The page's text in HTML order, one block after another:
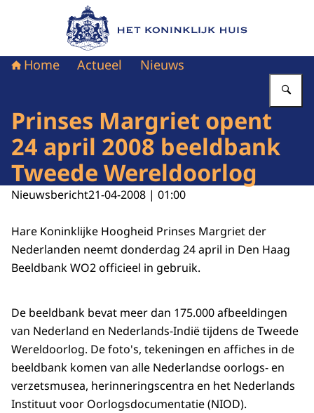
Naar de homepage van Het Koninklijk Huis
Home Actueel Nieuws
Prinses Margriet opent
24 april 2008 beeldbank
Tweede Wereldoorlog
Nieuwsbericht21-04-2008 | 01:00
Hare Koninklijke Hoogheid Prinses Margriet der
Nederlanden neemt donderdag 24 april in Den Haag
Beeldbank WO2 officieel in gebruik.
De beeldbank bevat meer dan 175.000 afbeeldingen
van Nederland en Nederlands-Indië tijdens de Tweede
Wereldoorlog. De foto's, tekeningen en affiches in de
beeldbank komen van alle Nederlandse oorlogs- en
verzetsmusea, herinneringscentra en het Nederlands
Instituut voor Oorlogsdocumentatie (NIOD).